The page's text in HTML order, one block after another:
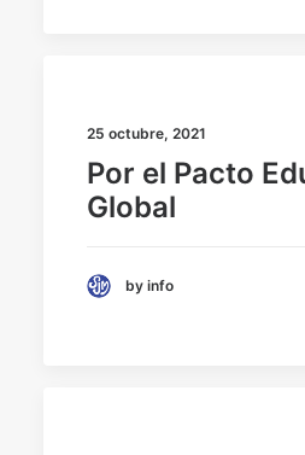
25 octubre, 2021
Por el Pacto
Global
by info